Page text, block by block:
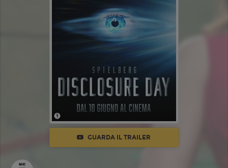
GUARDA IL TRAILER